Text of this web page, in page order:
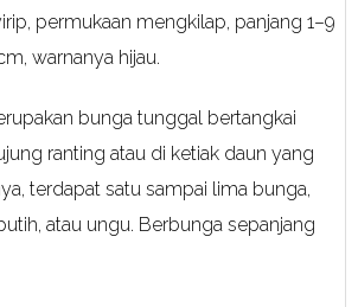
permukaan mengkilap, panjang 1–9
warnanya hijau.
bunga tunggal bertangkai
ranting atau di ketiak daun yang
terdapat satu sampai lima bunga,
atau ungu. Berbunga sepanjang